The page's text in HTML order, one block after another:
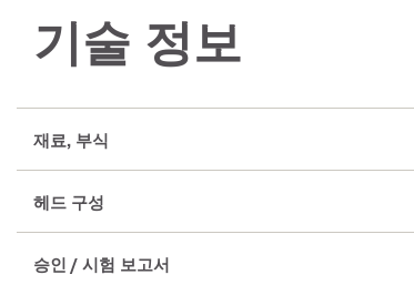
기술 정보
재료, 부식
헤드 구성
승인 / 시험 보고서